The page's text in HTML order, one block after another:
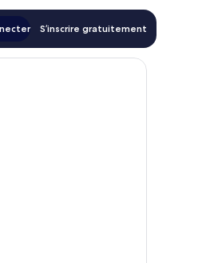
S’inscrire gratuitement